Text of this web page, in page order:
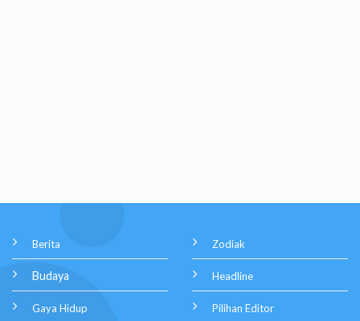
Berita
Budaya
Gaya Hidup
Zodiak
Headline
Pilihan Editor